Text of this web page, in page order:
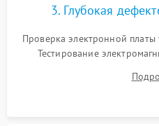
3. Глубокая
Проверка электронной
Тестирование
температуры и
жерновов кофемолки,